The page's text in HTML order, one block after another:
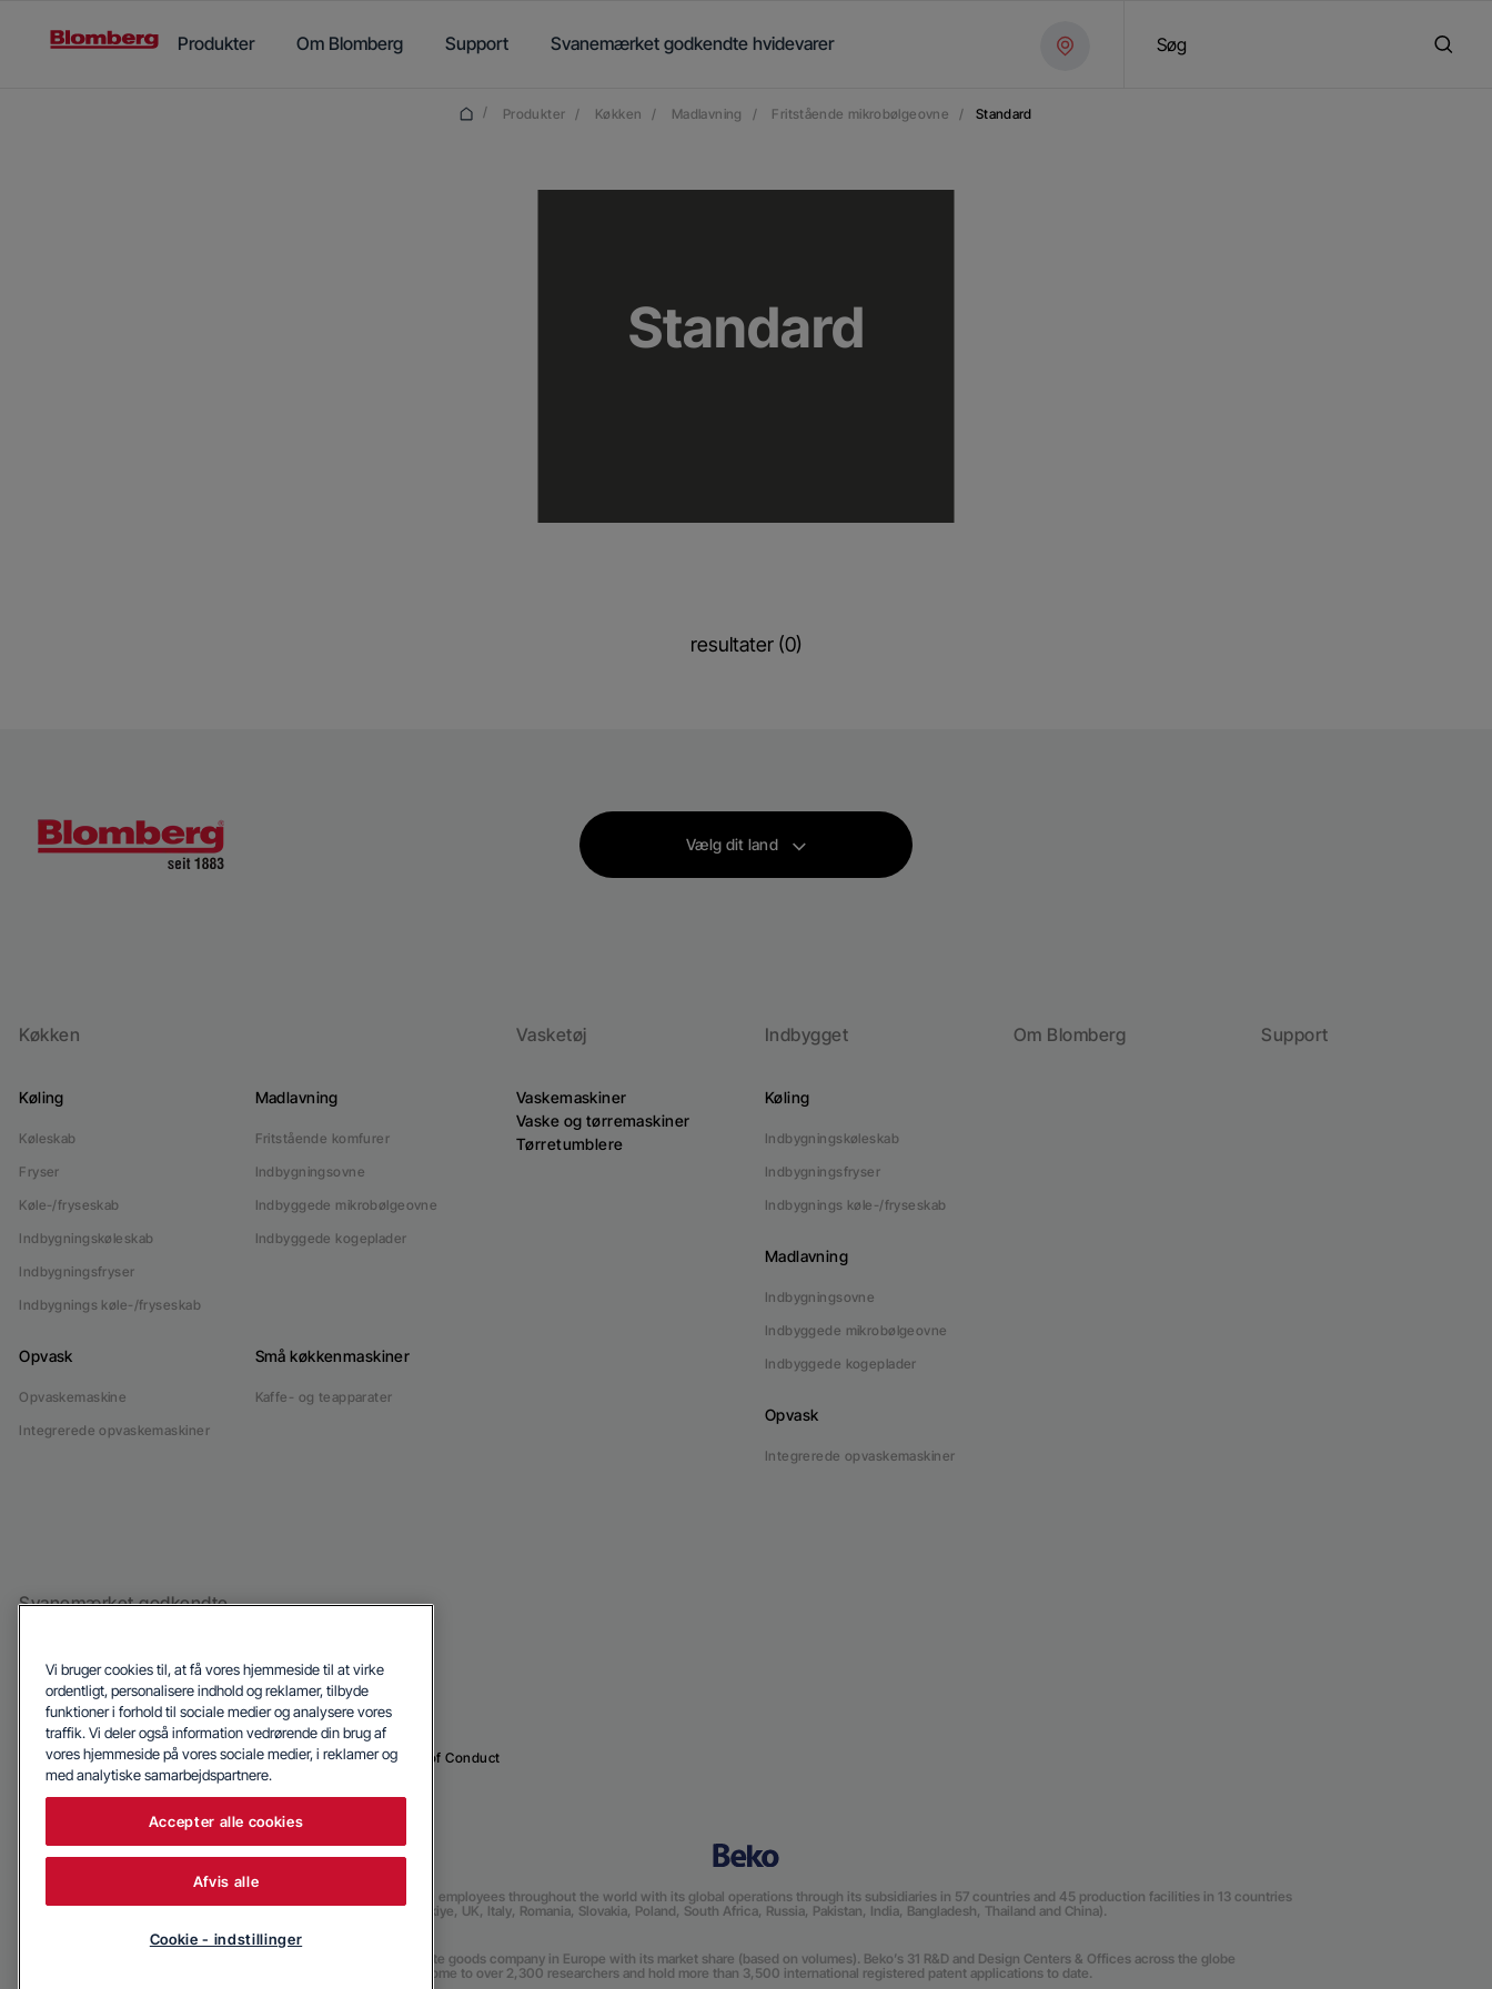
Produkter
Om Blomberg Support Svanemærket godkendte hvidevarer Søg
/ Produkter / Køkken / Madlavning / Fritstående mikrobølgeovne / Standard
Standard
resultater (0)
Vælg dit land
Køkken
Køling
Køleskab
Fryser
Køle-/fryseskab
Indbygningskøleskab
Indbygningsfryser
Indbygnings køle-/fryseskab
Madlavning
Fritstående komfurer
Indbygningsovne
Indbyggede mikrobølgeovne
Indbyggede kogeplader
Opvask
Opvaskemaskine
Integrerede opvaskemaskiner
Små køkkenmaskiner
Kaffe- og teapparater
Vasketøj
Vaskemaskiner
Vaske og tørremaskiner
Tørretumblere
Indbygget
Køling
Indbygningskøleskab
Indbygningsfryser
Indbygnings køle-/fryseskab
Madlavning
Indbygningsovne
Indbyggede mikrobølgeovne
Indbyggede kogeplader
Opvask
Integrerede opvaskemaskiner
Om Blomberg Support
Svanemærket godkendte
© 2026 Blomberg Privacy Policy Cookie Politik Code of Conduct
Our parent company, Beko has 55,000 employees throughout the world with its global operations through its subsidiaries in 57 countries and 45 production facilities in 13 countries
(i.e. Türkiye, UK, Italy, Romania, Slovakia, Poland, South Africa, Russia, Pakistan, India, Bangladesh, Thailand and China).
Beko became the largest white goods company in Europe with its market share (based on volumes). Beko’s 31 R&D and Design Centers & Offices across the globe
are home to over 2,300 researchers and hold more than 3,500 international registered patent applications to date.
Vi bruger cookies til, at få vores hjemmeside til at virke
ordentligt, personalisere indhold og reklamer, tilbyde
funktioner i forhold til sociale medier og analysere vores
traffik. Vi deler også information vedrørende din brug af
vores hjemmeside på vores sociale medier, i reklamer og
med analytiske samarbejdspartnere.
Accepter alle cookies
Afvis alle
Cookie - indstillinger